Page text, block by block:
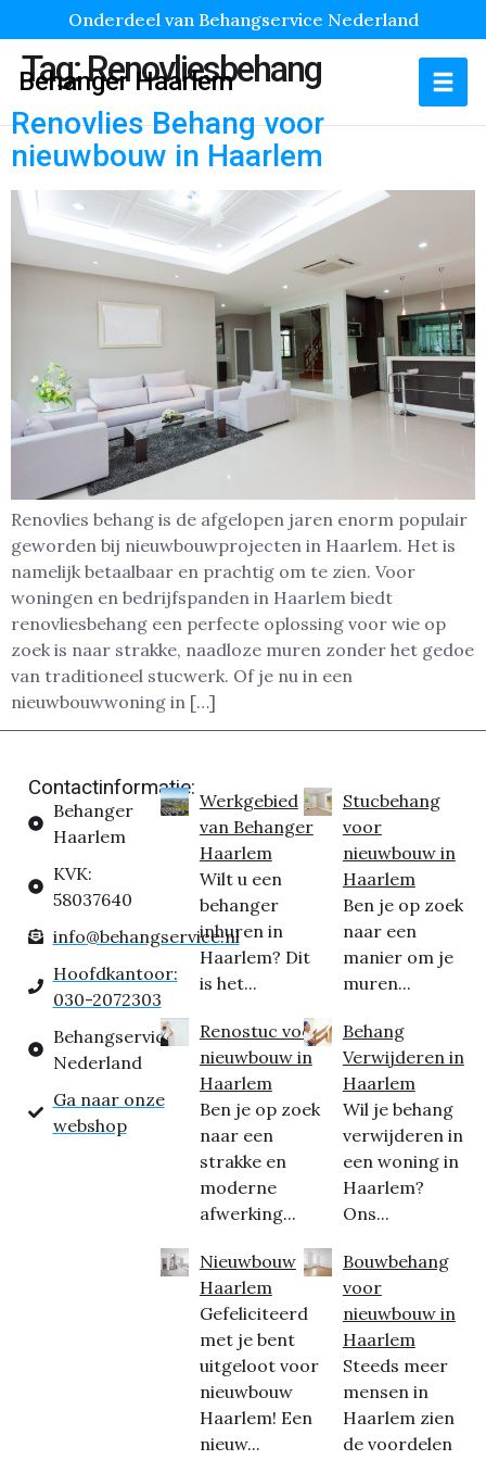
Onderdeel van Behangservice Nederland
Behanger Haarlem
Tag:Renovliesbehang
Renovlies Behang voor
nieuwbouw in Haarlem
Renovlies behang is de afgelopen jaren enorm populair
geworden bij nieuwbouwprojecten in Haarlem. Het is
namelijk betaalbaar en prachtig om te zien. Voor
woningen en bedrijfspanden in Haarlem biedt
renovliesbehang een perfecte oplossing voor wie op
zoek is naar strakke, naadloze muren zonder het gedoe
van traditioneel stucwerk. Of je nu in een
nieuwbouwwoning in […]
Contactinformatie:
Behanger
Haarlem
KVK:
58037640
info@behangservice.nl
Hoofdkantoor:
030-2072303
Behangservice
Nederland
Ga naar onze
webshop
Werkgebied
van Behanger
Haarlem
Wilt u een
behanger
inhuren in
Haarlem? Dit
is het...
Renostuc voor
nieuwbouw in
Haarlem
Ben je op zoek
naar een
strakke en
moderne
afwerking...
Nieuwbouw
Haarlem
Gefeliciteerd
met je bent
uitgeloot voor
nieuwbouw
Haarlem! Een
nieuw...
Stucbehang
voor
nieuwbouw in
Haarlem
Ben je op zoek
naar een
manier om je
muren...
Behang
Verwijderen in
Haarlem
Wil je behang
verwijderen in
een woning in
Haarlem?
Ons...
Bouwbehang
voor
nieuwbouw in
Haarlem
Steeds meer
mensen in
Haarlem zien
de voordelen